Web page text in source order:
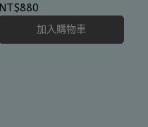
NT$880
加入購物車